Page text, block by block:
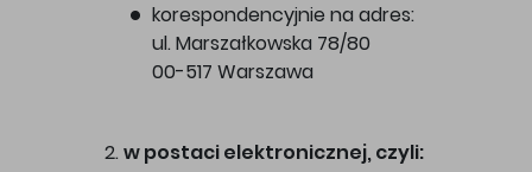
korespondencyjnie na adres:
ul. Marszałkowska 78/80
00-517 Warszawa
w postaci elektronicznej, czyli: